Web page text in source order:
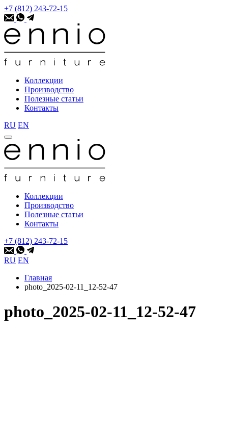
+7 (812) 243-72-15
Коллекции
Производство
Полезные статьи
Контакты
RU EN
Коллекции
Производство
Полезные статьи
Контакты
+7 (812) 243-72-15
RU EN
Главная
photo_2025-02-11_12-52-47
photo_2025-02-11_12-52-47